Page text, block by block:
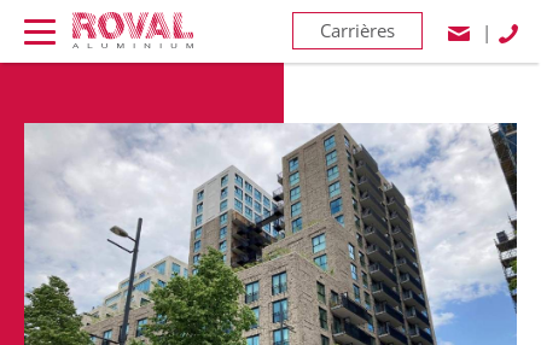
Carrières |